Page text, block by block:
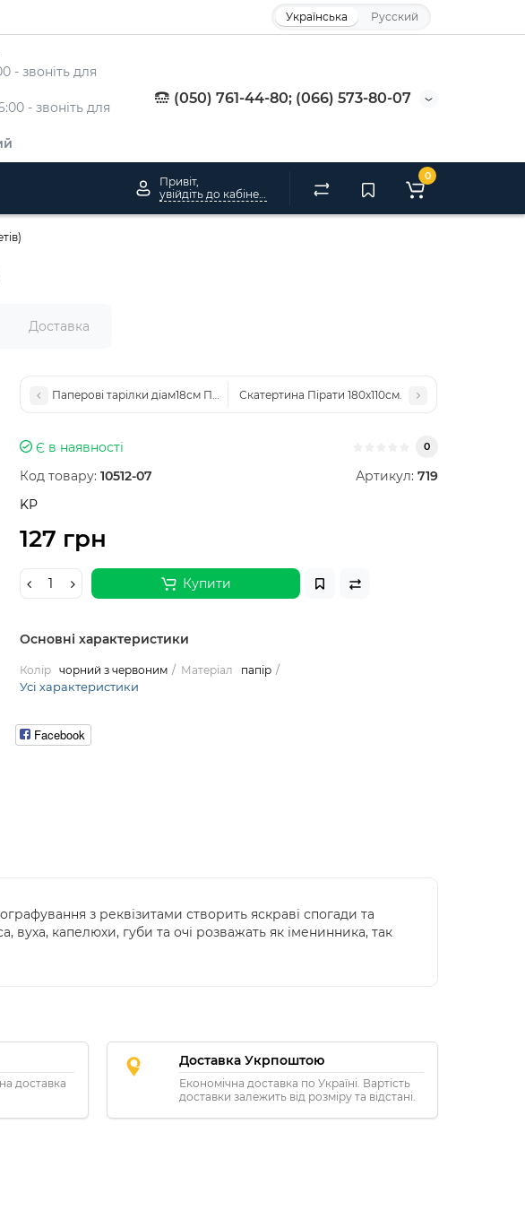
Українська Русский
- звоніть для
- звоніть для
(050) 761-44-80; (066) 573-80-07
Привіт,
0
Доставка
Паперові тарілки діам18см Пірати (уп 10шт)Скатертина Пірати 180х110см.
Є в наявності 0
Код товару: 10512-07 Артикул: 719
KP
127 грн
Купити
Основні характеристики
Колір чорний з червоним Матеріал папір
Усі характеристики
Facebook
з реквізитами створить яскраві спогади та
вуха, капелюхи, губи та очі розважать як іменинника, так
доставка
Доставка Укрпоштою
Економічна доставка по Україні. Вартість
доставки залежить від розміру та відстані.